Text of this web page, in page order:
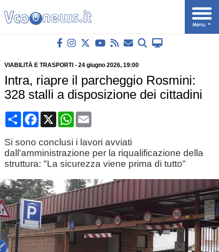
VIABILITÀ E TRASPORTI - 24 giugno 2026, 19:00
Intra, riapre il parcheggio Rosmini:
328 stalli a disposizione dei cittadini
CondividiFacebook
X WhatsApp
Email
Si sono conclusi i lavori avviati
dall'amministrazione per la riqualificazione della
struttura: "La sicurezza viene prima di tutto"